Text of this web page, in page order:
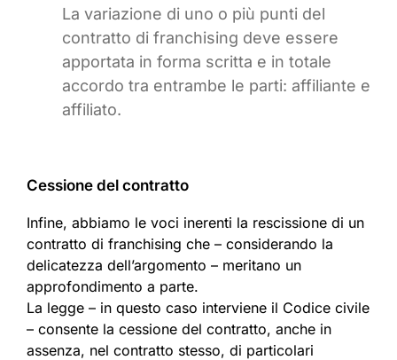
La variazione di uno o più punti del
contratto di franchising deve essere
apportata in forma scritta e in totale
accordo tra entrambe le parti: affiliante e
affiliato.
Cessione del contratto
Infine, abbiamo le voci inerenti la rescissione di un
contratto di franchising che – considerando la
delicatezza dell’argomento – meritano un
approfondimento a parte.
La legge – in questo caso interviene il Codice civile
– consente la cessione del contratto, anche in
assenza, nel contratto stesso, di particolari